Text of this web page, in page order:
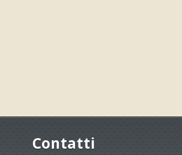
Contatti